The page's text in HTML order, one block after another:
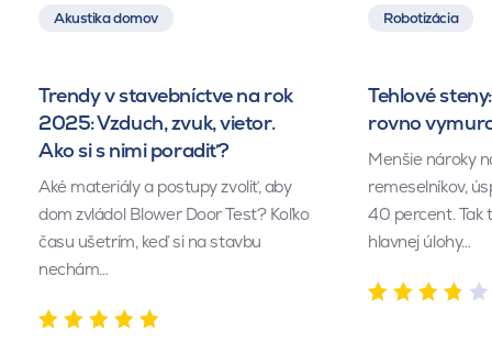
Akustika domov
Trendy v stavebníctve na rok
2025: Vzduch, zvuk, vietor.
Ako si s nimi poradiť?
Aké materiály a postupy zvoliť, aby
dom zvládol Blower Door Test? Koľko
času ušetrím, keď si na stavbu
nechám…
Robotizácia
Tehlové
rovno
Menšie nároky
remeselníkov,
40 percent. Tak
hlavnej úlohy…